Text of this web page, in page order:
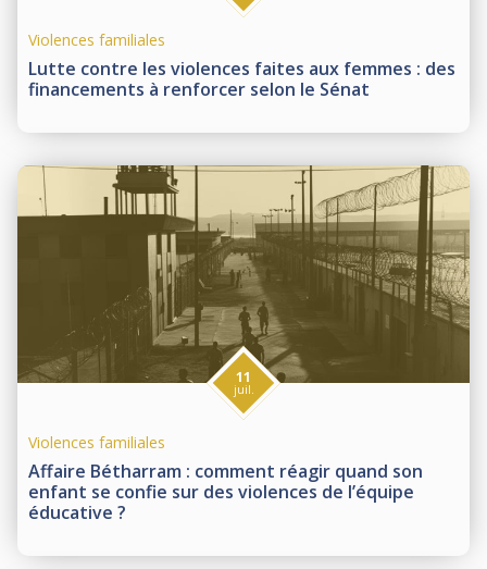
Lutte contre les violences faites aux femmes : des
financements à renforcer selon le Sénat
Violences familiales
Affaire Bétharram : comment réagir quand son
enfant se confie sur des violences de l’équipe
éducative ?
11
juil.
Violences familiales